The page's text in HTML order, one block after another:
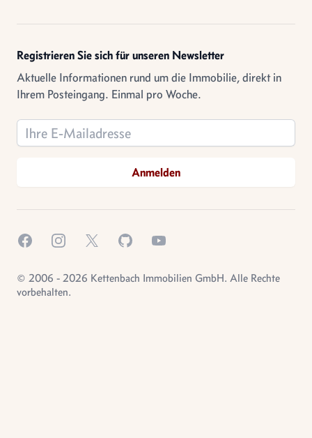
Registrieren Sie sich für unseren Newsletter
Aktuelle Informationen rund um die Immobilie, direkt in
Ihrem Posteingang. Einmal pro Woche.
Email address
Anmelden
FacebookInstagramX.com GitHub YouTube
© 2006 - 2026 Kettenbach Immobilien GmbH. Alle Rechte
vorbehalten.